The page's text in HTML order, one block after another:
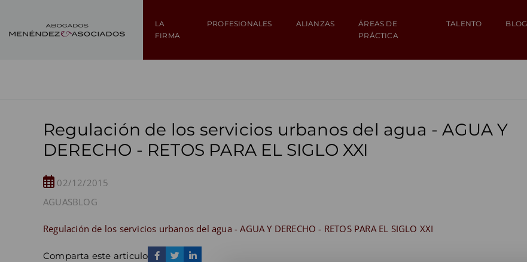
LA
FIRMA
PROFESIONALES ALIANZAS
ÁREAS DE
PRÁCTICA
TALENTO BLOG
Regulación de los servicios urbanos del agua - AGUA Y
DERECHO - RETOS PARA EL SIGLO XXI
02/12/2015
AGUASBLOG
Regulación de los servicios urbanos del agua - AGUA Y DERECHO - RETOS PARA EL SIGLO XXI
Comparta este articulo